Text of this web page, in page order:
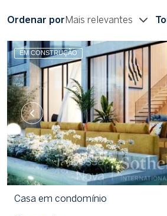
Ordenar por Mais relevantes
EM CONSTRUÇÃO
Casa em condomínio